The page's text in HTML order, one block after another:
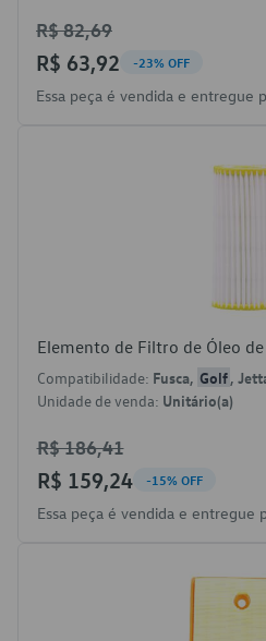
R$ 82,69
R$ 63,92 -23% OFF
Essa peça é vendida e entregue
Elemento de Filtro de Óleo
Compatibilidade: Fusca, Golf,
Unidade de venda: Unitário(a)
R$ 186,41
R$ 159,24 -15% OFF
Essa peça é vendida e entregue